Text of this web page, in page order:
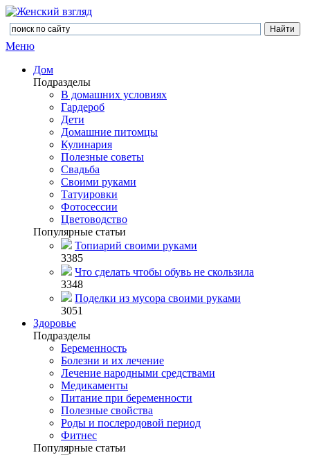
Меню
Дом
Подразделы
В домашних условиях
Гардероб
Дети
Домашние питомцы
Кулинария
Полезные советы
Свадьба
Своими руками
Татуировки
Фотосессии
Цветоводство
Популярные статьи
Топиарий своими руками
3385
Что сделать чтобы обувь не скользила
3348
Поделки из мусора своими руками
3051
Здоровье
Подразделы
Беременность
Болезни и их лечение
Лечение народными средствами
Медикаменты
Питание при беременности
Полезные свойства
Роды и послеродовой период
Фитнес
Популярные статьи